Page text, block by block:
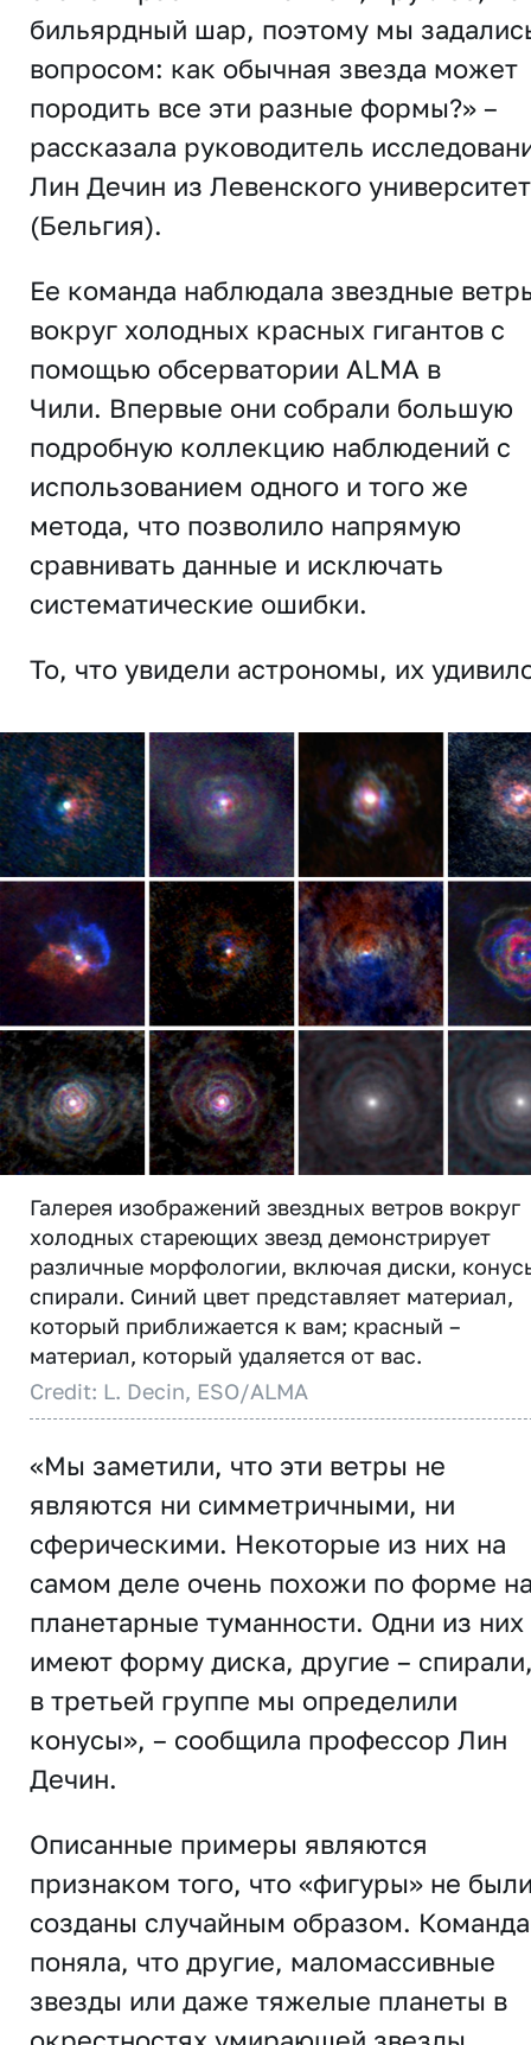
бильярдный шар, поэтому мы
вопросом: как обычная звезда может
породить все эти разные формы?» –
рассказала руководитель
Лин Дечин из Левенского
(Бельгия).
Ее команда наблюдала звездные
вокруг холодных красных гигантов с
помощью обсерватории ALMA в
Чили. Впервые они собрали большую
подробную коллекцию наблюдений с
использованием одного и того же
метода, что позволило напрямую
сравнивать данные и исключать
систематические ошибки.
То, что увидели астрономы, их
Галерея изображений звездных ветров вокруг
холодных стареющих звезд демонстрирует
различные морфологии, включая диски,
спирали. Синий цвет представляет материал,
который приближается к вам; красный –
материал, который удаляется от вас.
Credit: L. Decin, ESO/ALMA
«Мы заметили, что эти ветры не
являются ни симметричными, ни
сферическими. Некоторые из них на
самом деле очень похожи по форме
планетарные туманности. Одни из них
имеют форму диска, другие –
в третьей группе мы определили
конусы», – сообщила профессор Лин
Дечин.
Описанные примеры являются
признаком того, что «фигуры» не
созданы случайным образом. Команда
поняла, что другие, маломассивные
звезды или даже тяжелые планеты в